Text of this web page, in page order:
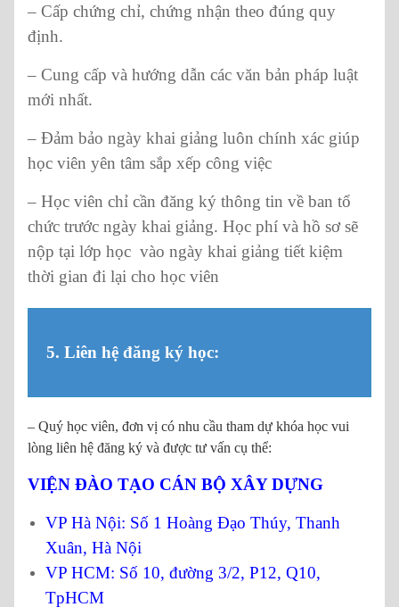
– Cấp chứng chỉ, chứng nhận theo đúng quy
định.
– Cung cấp và hướng dẫn các văn bản pháp luật
mới nhất.
– Đảm bảo ngày khai giảng luôn chính xác giúp
học viên yên tâm sắp xếp công việc
– Học viên chỉ cần đăng ký thông tin về ban tổ
chức trước ngày khai giảng. Học phí và hồ sơ sẽ
nộp tại lớp học vào ngày khai giảng tiết kiệm
thời gian đi lại cho học viên
5. Liên hệ đăng ký học:
– Quý học viên, đơn vị có nhu cầu tham dự khóa học vui
lòng liên hệ đăng ký và được tư vấn cụ thể:
VIỆN ĐÀO TẠO CÁN BỘ XÂY DỰNG
VP Hà Nội: Số 1 Hoàng Đạo Thúy, Thanh
Xuân, Hà Nội
VP HCM: Số 10, đường 3/2, P12, Q10,
TpHCM